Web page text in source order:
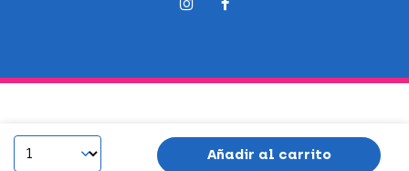
Añadir al carrito